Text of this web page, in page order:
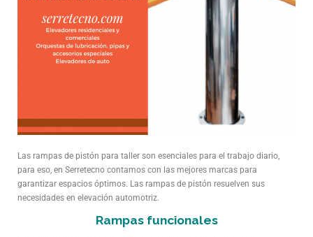
Las rampas de pistón para taller son esenciales para el trabajo diario,
para eso, en Serretecno contamos con las mejores marcas para
garantizar espacios óptimos. Las rampas de pistón resuelven sus
necesidades en elevación automotriz.
Rampas funcionales